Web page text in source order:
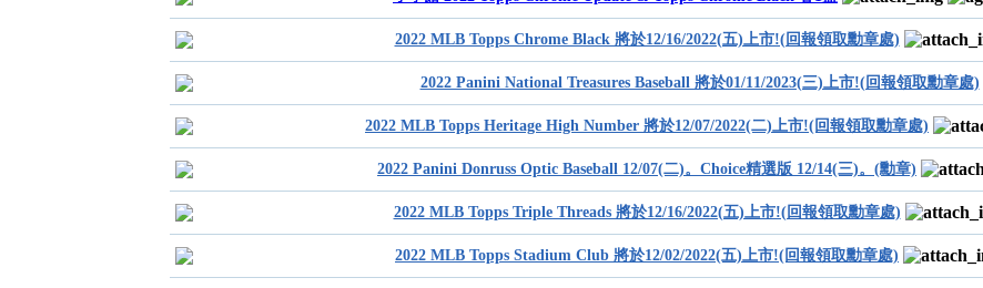
2022 MLB Topps Chrome Black 將於12/16/2022(五)上市!(回報領取勳章處)
2022 Panini National Treasures Baseball 將於01/11/2023(三)上市!(回報領取勳章處)
2022 MLB Topps Heritage High Number 將於12/07/2022(二)上市!(回報領取勳章處)
2022 Panini Donruss Optic Baseball 12/07(二)。Choice精選版 12/14(三)。(勳章)
2022 MLB Topps Triple Threads 將於12/16/2022(五)上市!(回報領取勳章處)
2022 MLB Topps Stadium Club 將於12/02/2022(五)上市!(回報領取勳章處)